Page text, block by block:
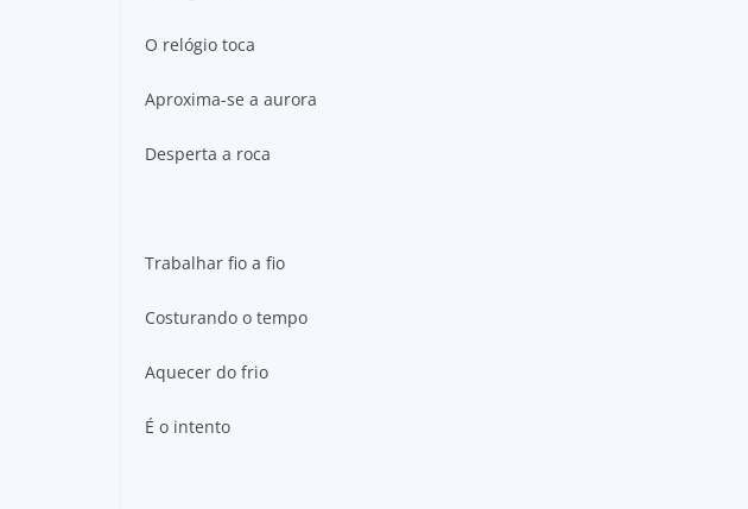
O relógio toca
Aproxima-se a aurora
Desperta a roca
Trabalhar fio a fio
Costurando o tempo
Aquecer do frio
É o intento